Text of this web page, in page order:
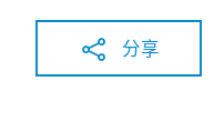
分享